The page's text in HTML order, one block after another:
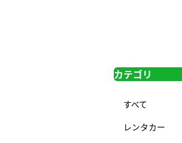
カテゴリ
すべて
レンタカー